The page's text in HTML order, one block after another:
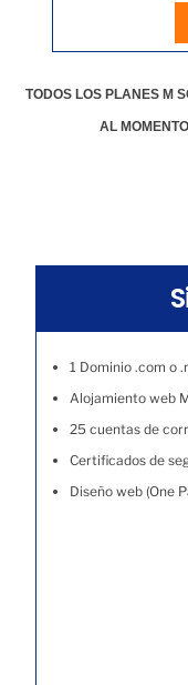
TODOS LOS PLANES M
AL
1 Dominio .com o
Alojamiento web
25 cuentas de
Certificados de
Diseño web (One